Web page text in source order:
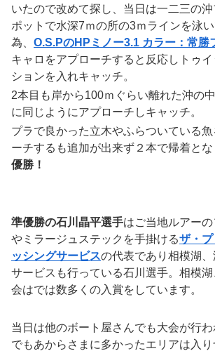
いたので改めて探し、当日は一二三の
ポットで水深7ｍの所の3ｍラインを泳
為、 O.S.PのHPミノー3.1 カラー：常勝
キャロをアプローチすると反応しトゥ
ションを入れキャッチ。
2本目も岸から100ｍぐらい離れた沖の
に同じようにアプローチしキャッチ。
プラで良かった立木やふらついている
ーチするも追加が出来ず２本で帰着とな
優勝！
準優勝の石川晶平選手はご当地ルアー
やミラージュステックを手掛けるザ・
ッシングサービスの代表であり相模湖
サービスも行っている石川選手。相模
会はでは数多くの入賞をしています。
当日は他のボート屋さんでも大会が行
でもあからさまに多かったエリアは入